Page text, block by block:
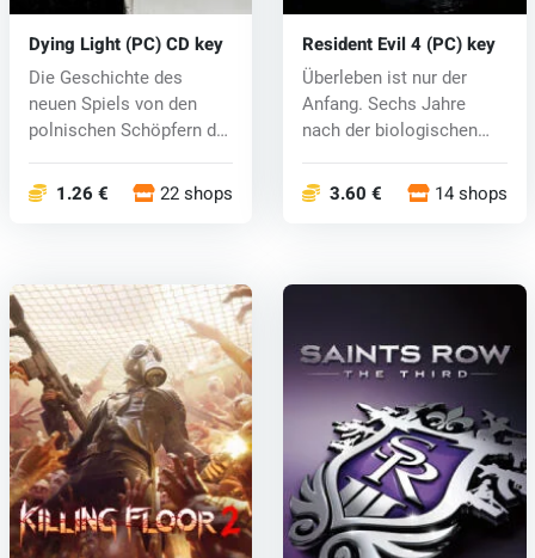
Dying Light (PC) CD key
Die Geschichte des
neuen Spiels von den
polnischen Schöpfern der
1.26 € 22 shops
Resident Evil 4 (PC) key
Überleben ist nur der
Anfang. Sechs Jahre
nach der biologischen
3.60 € 14 shops